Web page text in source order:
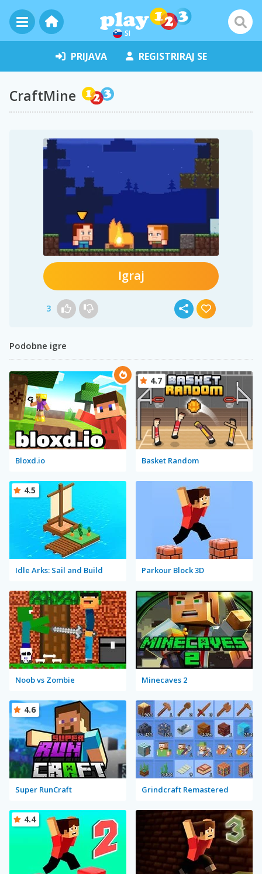
SI
PRIJAVA REGISTRIRAJ SE
CraftMine
Igraj
3
Podobne igre
Bloxd.io Basket Random
4.7
Idle Arks: Sail and Build
4.5
Parkour Block 3D
Noob vs Zombie Minecaves 2
Super RunCraft
4.6
Grindcraft Remastered
4.4